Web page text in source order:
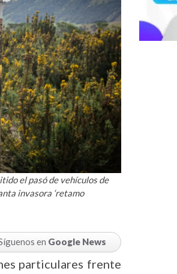
el pasó de vehículos de
invasora ‘retamo
en Google News
particulares frente